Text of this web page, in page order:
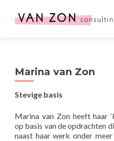
Marina van Zon
Stevige basis
Marina van Zon heeft haar
op basis van de opdrachten
naast haar werk onder